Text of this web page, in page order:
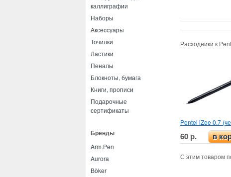
каллиграфии
Наборы
Аксессуары
Точилки
Ластики
Пеналы
Блокноты, бумага
Книги, прописи
Подарочные
сертификаты
Бренды
Arm.Pen
Aurora
Böker
Расходники к
Pentel iZee 0.7
60 р. в
С этим товаром